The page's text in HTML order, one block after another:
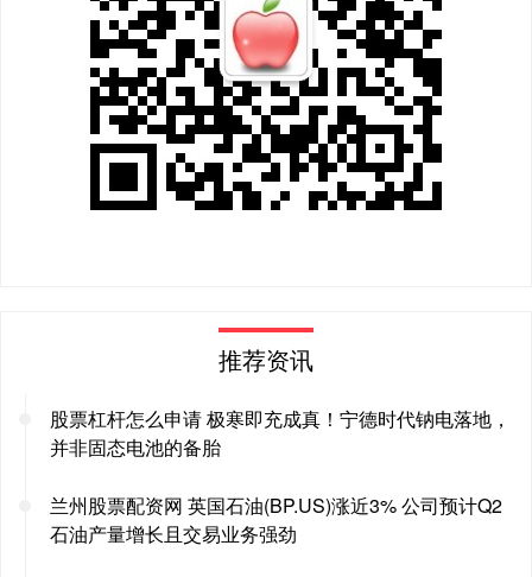
推荐资讯
股票杠杆怎么申请 极寒即充成真！宁德时代钠电落地，
并非固态电池的备胎
兰州股票配资网 英国石油(BP.US)涨近3% 公司预计Q2
石油产量增长且交易业务强劲